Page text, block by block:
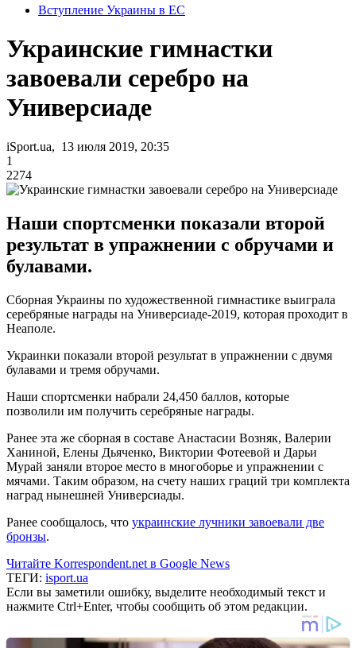
Вступление Украины в ЕС
Украинские гимнастки
завоевали серебро на
Универсиаде
iSport.ua, 13 июля 2019, 20:35
1
2274
Наши спортсменки показали второй
результат в упражнении с обручами и
булавами.
Сборная Украины по художественной гимнастике выиграла
серебряные награды на Универсиаде-2019, которая проходит в
Неаполе.
Украинки показали второй результат в упражнении с двумя
булавами и тремя обручами.
Наши спортсменки набрали 24,450 баллов, которые
позволили им получить серебряные награды.
Ранее эта же сборная в составе Анастасии Возняк, Валерии
Ханиной, Елены Дьяченко, Виктории Фотеевой и Дарьи
Мурай заняли второе место в многоборье и упражнении с
мячами. Таким образом, на счету наших граций три комплекта
наград нынешней Универсиады.
Ранее сообщалось, что украинские лучники завоевали две
бронзы.
Читайте Korrespondent.net в Google News
ТЕГИ: isport.ua
Если вы заметили ошибку, выделите необходимый текст и
нажмите Ctrl+Enter, чтобы сообщить об этом редакции.